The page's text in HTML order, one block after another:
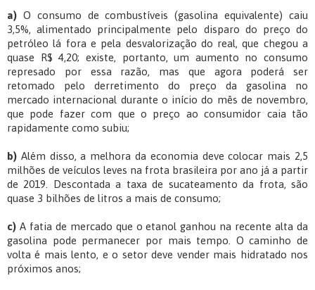
a) O consumo de combustíveis (gasolina equivalente) caiu
3,5%, alimentado principalmente pelo disparo do preço do
petróleo lá fora e pela desvalorização do real, que chegou a
quase R$ 4,20; existe, portanto, um aumento no consumo
represado por essa razão, mas que agora poderá ser
retomado pelo derretimento do preço da gasolina no
mercado internacional durante o início do mês de novembro,
que pode fazer com que o preço ao consumidor caia tão
rapidamente como subiu;
b) Além disso, a melhora da economia deve colocar mais 2,5
milhões de veículos leves na frota brasileira por ano já a partir
de 2019. Descontada a taxa de sucateamento da frota, são
quase 3 bilhões de litros a mais de consumo;
c) A fatia de mercado que o etanol ganhou na recente alta da
gasolina pode permanecer por mais tempo. O caminho de
volta é mais lento, e o setor deve vender mais hidratado nos
próximos anos;